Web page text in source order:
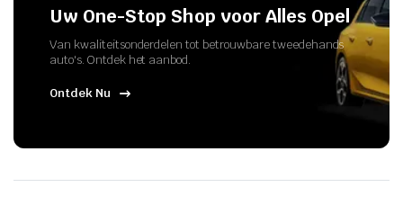
Uw One-Stop Shop voor Alles Opel
Van kwaliteitsonderdelen tot betrouwbare tweedehands
auto's. Ontdek het aanbod.
Ontdek Nu